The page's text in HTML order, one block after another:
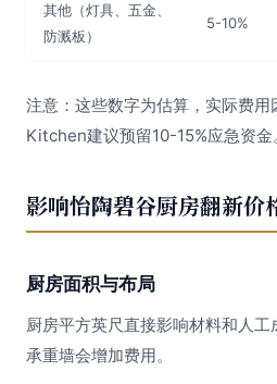
其他（灯具、五金、
防溅板）
5-10%
注意：这些数字为估算，实际费
Kitchen建议预留10-15%应急资金
影响怡陶碧谷厨房翻新价
厨房面积与布局
厨房平方英尺直接影响材料和人
承重墙会增加费用。